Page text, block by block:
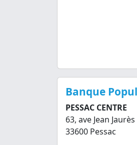
Banque
PESSAC CENTRE
63, ave Jean Jaurès
33600 Pessac